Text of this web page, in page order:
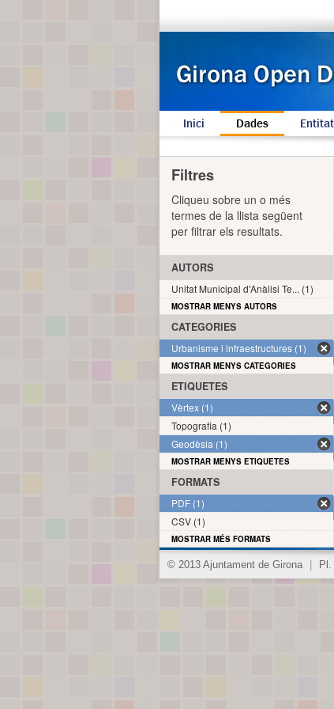
Inici Dades
Filtres
Cliqueu sobre un o més
termes de la llista següent
per filtrar els resultats.
AUTORS
Unitat Municipal d'Anàlisi Te... (1)
MOSTRAR MENYS AUTORS
CATEGORIES
Urbanisme i infraestructures (1)
MOSTRAR MENYS CATEGORIES
ETIQUETES
Vèrtex (1)
Topografia (1)
Geodèsia (1)
MOSTRAR MENYS ETIQUETES
FORMATS
PDF (1)
CSV (1)
MOSTRAR MÉS FORMATS
© 2013 Ajuntament de Girona